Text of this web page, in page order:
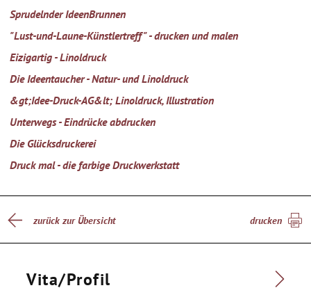
Sprudelnder IdeenBrunnen
"Lust-und-Laune-Künstlertreff" - drucken und malen
Eizigartig - Linoldruck
Die Ideentaucher - Natur- und Linoldruck
&gt;Idee-Druck-AG&lt; Linoldruck, Illustration
Unterwegs - Eindrücke abdrucken
Die Glücksdruckerei
Druck mal - die farbige Druckwerkstatt
zurück zur Übersicht drucken
Vita/Profil